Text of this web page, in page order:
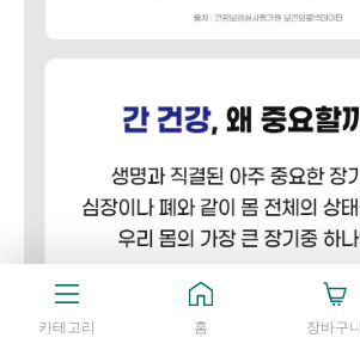
카테고리 홈 장바구니